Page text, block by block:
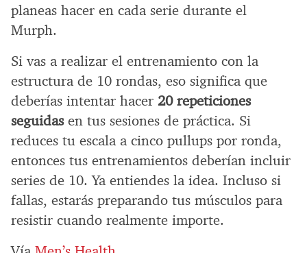
planeas hacer en cada serie durante el
Murph.
Si vas a realizar el entrenamiento con la
estructura de 10 rondas, eso significa que
deberías intentar hacer 20 repeticiones
seguidasen tus sesiones de práctica. Si
reduces tu escala a cinco pullups por ronda,
entonces tus entrenamientos deberían incluir
series de 10. Ya entiendes la idea. Incluso si
fallas, estarás preparando tus músculos para
resistir cuando realmente importe.